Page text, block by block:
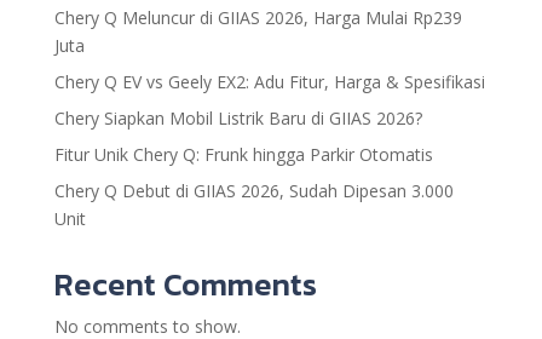
Chery Q Meluncur di GIIAS 2026, Harga Mulai Rp239
Juta
Chery Q EV vs Geely EX2: Adu Fitur, Harga & Spesifikasi
Chery Siapkan Mobil Listrik Baru di GIIAS 2026?
Fitur Unik Chery Q: Frunk hingga Parkir Otomatis
Chery Q Debut di GIIAS 2026, Sudah Dipesan 3.000
Unit
Recent Comments
No comments to show.